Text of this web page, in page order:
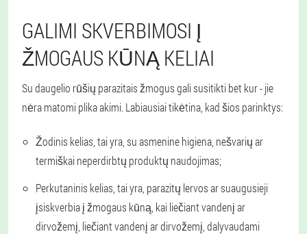
GALIMI SKVERBIMOSI Į
ŽMOGAUS KŪNĄ KELIAI
Su daugelio rūšių parazitais žmogus gali susitikti bet kur - jie
nėra matomi plika akimi. Labiausiai tikėtina, kad šios parinktys:
Žodinis kelias, tai yra, su asmenine higiena, nešvarių ar
termiškai neperdirbtų produktų naudojimas;
Perkutaninis kelias, tai yra, parazitų lervos ar suaugusieji
įsiskverbia į žmogaus kūną, kai liečiant vandenį ar
dirvožemį, liečiant vandenį ar dirvožemį, dalyvaudami